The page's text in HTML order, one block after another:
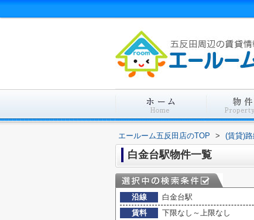
エールーム五反田店のTOP > (賃貸)
白金台駅物件一覧
沿線
白金台駅
賃料
下限なし～上限なし